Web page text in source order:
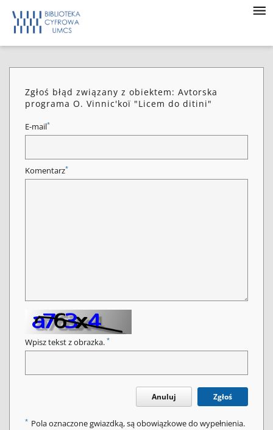
Zgłoś błąd związany z obiektem: Avtorska
programa O. Vinnic'koï "Licem do ditini"
E-mail*
Komentarz*
Wpisz tekst z obrazka. *
Anuluj Zgłoś
* Pola oznaczone gwiazdką, są obowiązkowe do wypełnienia.